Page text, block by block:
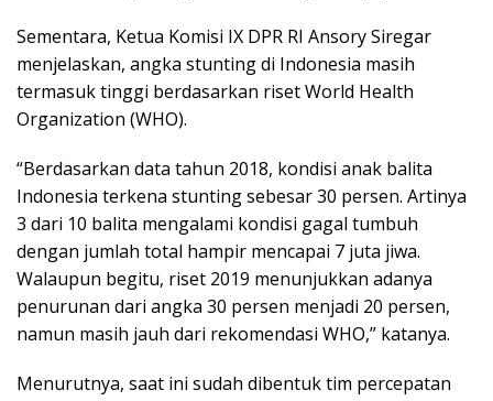
Sementara, Ketua Komisi IX DPR RI Ansory Siregar
menjelaskan, angka stunting di Indonesia masih
termasuk tinggi berdasarkan riset World Health
Organization (WHO).
“Berdasarkan data tahun 2018, kondisi anak balita
Indonesia terkena stunting sebesar 30 persen. Artinya
3 dari 10 balita mengalami kondisi gagal tumbuh
dengan jumlah total hampir mencapai 7 juta jiwa.
Walaupun begitu, riset 2019 menunjukkan adanya
penurunan dari angka 30 persen menjadi 20 persen,
namun masih jauh dari rekomendasi WHO,” katanya.
Menurutnya, saat ini sudah dibentuk tim percepatan